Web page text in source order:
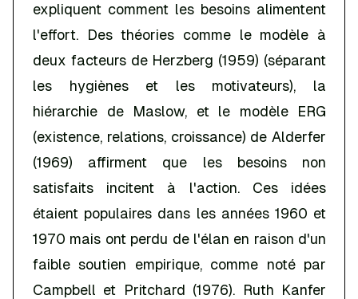
expliquent comment les besoins alimentent
l'effort. Des théories comme le modèle à
deux facteurs de Herzberg (1959) (séparant
les hygiènes et les motivateurs), la
hiérarchie de Maslow, et le modèle ERG
(existence, relations, croissance) de Alderfer
(1969) affirment que les besoins non
satisfaits incitent à l'action. Ces idées
étaient populaires dans les années 1960 et
1970 mais ont perdu de l'élan en raison d'un
faible soutien empirique, comme noté par
Campbell et Pritchard (1976). Ruth Kanfer